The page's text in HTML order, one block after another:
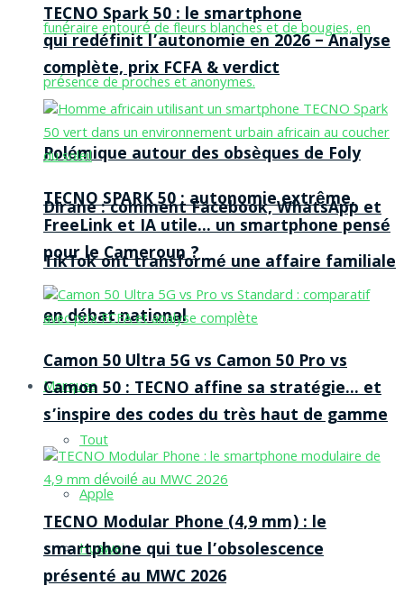
Polémique autour des obsèques de Foly
Dirane : comment Facebook, WhatsApp et
TikTok ont transformé une affaire familiale
en débat national
Marques
Tout
Apple
Huawei
TECNO Spark 50 : le smartphone
qui redéfinit l’autonomie en 2026 – Analyse
complète, prix FCFA & verdict
TECNO SPARK 50 : autonomie extrême,
FreeLink et IA utile… un smartphone pensé
pour le Cameroun ?
Camon 50 Ultra 5G vs Camon 50 Pro vs
Camon 50 : TECNO affine sa stratégie… et
s’inspire des codes du très haut de gamme
TECNO Modular Phone (4,9 mm) : le
smartphone qui tue l’obsolescence
présenté au MWC 2026